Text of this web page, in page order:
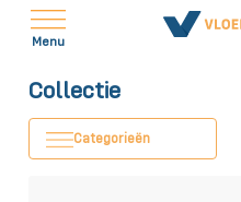
Menu
Collectie
Categorieën